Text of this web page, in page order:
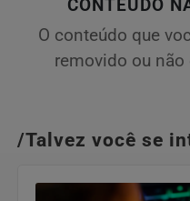
CONTEÚDO
O conteúdo que
removido ou
/Talvez você se